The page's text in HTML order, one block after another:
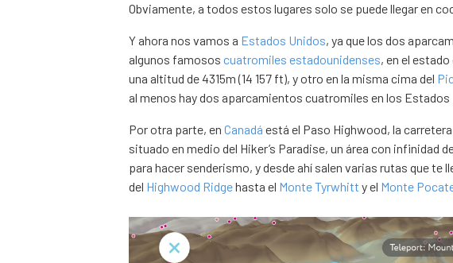
Obviamente, a todos estos lugares solo se puede llegar en
Y ahora nos vamos a Estados Unidos, ya que los dos
algunos famosos cuatromiles estadounidenses, en el estado
una altitud de 4315m (14 157 ft), y otro en la misma cima del
al menos hay dos aparcamientos cuatromiles en los Estados
Por otra parte, en Canadá está el Paso Highwood, la
situado en medio del Hiker’s Paradise, un área con
para hacer senderismo, y desde ahí salen varias rutas que te
del Highwood Ridgehasta el Monte Tyrwhitt y el Monte